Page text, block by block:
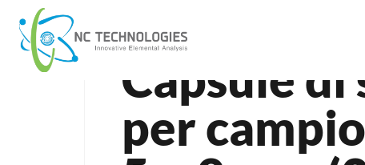
solidi 5 x 9 mm (250 pezzi)
Capsule di
per